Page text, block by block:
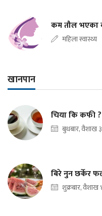
कम तौल भएका
महिला स्वास्थ्य
खानपान
चिया कि कफी
बुधबार, वैशाख
बिरे नुन छर्केर
शुक्रबार, वैशाख